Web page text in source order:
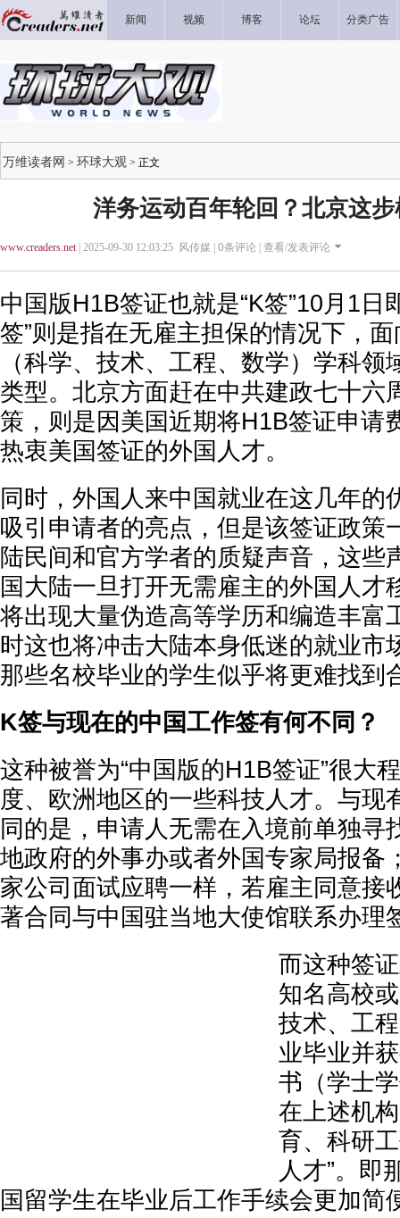
新闻 视频 博客 论坛 分类广告
万维读者网 > 环球大观 > 正文
洋务运动百年轮回？北京这
www.creaders.net| 2025-09-30 12:03:25 风传媒 | 0条评论 | 查看/发表评论
中国版H1B签证也就是“K签”10月1日
签”则是指在无雇主担保的情况下，
（科学、技术、工程、数学）学科
类型。北京方面赶在中共建政七十六
策，则是因美国近期将H1B签证申请
热衷美国签证的外国人才。
同时，外国人来中国就业在这几年的
吸引申请者的亮点，但是该签证政策
陆民间和官方学者的质疑声音，这些
国大陆一旦打开无需雇主的外国人才
将出现大量伪造高等学历和编造丰富
时这也将冲击大陆本身低迷的就业市
那些名校毕业的学生似乎将更难找到
K签与现在的中国工作签有何不同？
这种被誉为“中国版的H1B签证”很大
度、欧洲地区的一些科技人才。与现
同的是，申请人无需在入境前单独寻
地政府的外事办或者外国专家局报备
家公司面试应聘一样，若雇主同意接
著合同与中国驻当地大使馆联系办理
而这种签
知名高校
技术、工
业毕业并
书（学士
在上述机
育、科研
人才”。即
国留学生在毕业后工作手续会更加简